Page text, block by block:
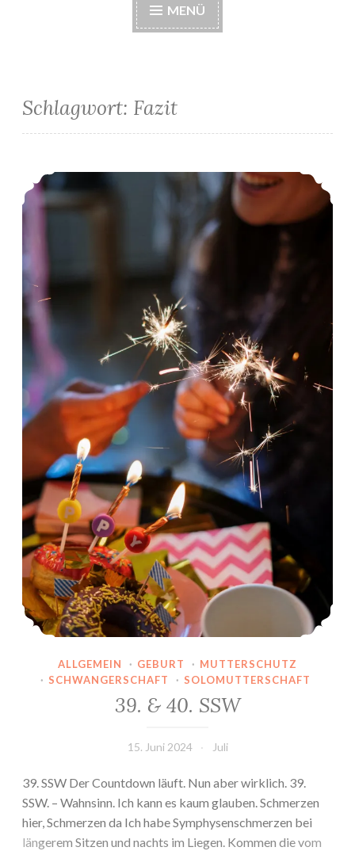
MENÜ
Schlagwort: Fazit
39. & 40. SSW
ALLGEMEIN · GEBURT · MUTTERSCHUTZ
· SCHWANGERSCHAFT · SOLOMUTTERSCHAFT
39. & 40. SSW
15. Juni 2024 Juli
39. SSW Der Countdown läuft. Nun aber wirklich. 39.
SSW. – Wahnsinn. Ich kann es kaum glauben. Schmerzen
hier, Schmerzen da Ich habe Symphysenschmerzen bei
längerem Sitzen und nachts im Liegen. Kommen die vom